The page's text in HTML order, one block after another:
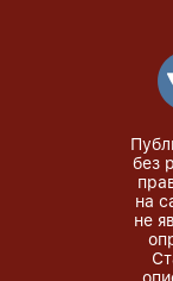
без
на
не